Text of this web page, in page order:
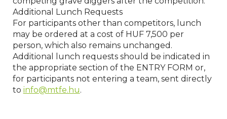
Additional Lunch Requests
For participants other than competitors, lunch
may be ordered at a cost of HUF 7,500 per
person, which also remains unchanged.
Additional lunch requests should be indicated in
the appropriate section of the ENTRY FORM or,
for participants not entering a team, sent directly
to info@mtfe.hu.